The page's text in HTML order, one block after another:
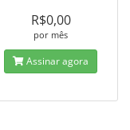
R$0,00
por mês
Assinar agora